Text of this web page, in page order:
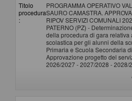
Titolo
procedura
:
PROGRAMMA OPERATIVO
SAURO CAMASTRA.
RIPOV SERVIZI COMUNALI
PATERNO (PZ) -
della procedura di gara relativa
scolastica per gli alunni della
Primaria e Scuola Secondaria
Approvazione progetto del
2026/2027 - 2027/2028 - 2028/